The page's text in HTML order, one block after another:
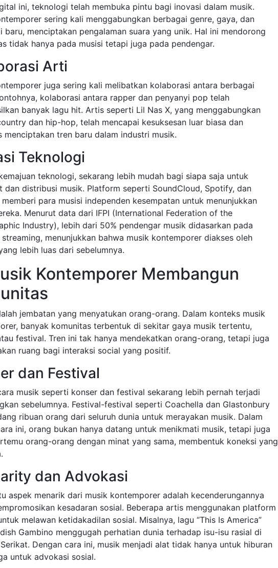
ini, teknologi telah membuka pintu bagi inovasi dalam musik.
sering kali menggabungkan berbagai genre, gaya, dan
baru, menciptakan pengalaman suara yang unik. Hal ini mendorong
tidak hanya pada musisi tetapi juga pada pendengar.
Arti
juga sering kali melibatkan kolaborasi antara berbagai
kolaborasi antara rapper dan penyanyi pop telah
banyak lagu hit. Artis seperti Lil Nas X, yang menggabungkan
dan hip-hop, telah mencapai kesuksesan luar biasa dan
menciptakan tren baru dalam industri musik.
Teknologi
teknologi, sekarang lebih mudah bagi siapa saja untuk
dan distribusi musik. Platform seperti SoundCloud, Spotify, dan
memberi para musisi independen kesempatan untuk menunjukkan
Menurut data dari IFPI (International Federation of the
Industry), lebih dari 50% pendengar musik didasarkan pada
menunjukkan bahwa musik kontemporer diakses oleh
lebih luas dari sebelumnya.
Kontemporer Membangun
jembatan yang menyatukan orang-orang. Dalam konteks musik
banyak komunitas terbentuk di sekitar gaya musik tertentu,
festival. Tren ini tak hanya mendekatkan orang-orang, tetapi juga
ruang bagi interaksi social yang positif.
dan Festival
musik seperti konser dan festival sekarang lebih pernah terjadi
sebelumnya. Festival-festival seperti Coachella dan Glastonbury
ribuan orang dari seluruh dunia untuk merayakan musik. Dalam
ini, orang bukan hanya datang untuk menikmati musik, tetapi juga
orang-orang dengan minat yang sama, membentuk koneksi yang
dan Advokasi
aspek menarik dari musik kontemporer adalah kecenderungannya
kesadaran sosial. Beberapa artis menggunakan platform
melawan ketidakadilan sosial. Misalnya, lagu “This Is America”
Gambino menggugah perhatian dunia terhadap isu-isu rasial di
Dengan cara ini, musik menjadi alat tidak hanya untuk hiburan
untuk advokasi sosial.